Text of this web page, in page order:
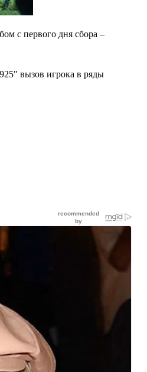
с первого дня сбора –
вызов игрока в ряды